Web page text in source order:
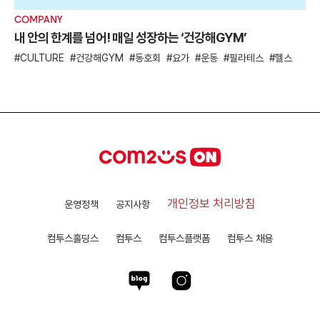
COMPANY
내 안의 한계를 넘어! 매일 성장하는 ‘건강해GYM’
CULTURE 건강해GYM 동호회 요가 운동 필라테스 헬스
운영정책 공지사항 개인정보 처리방침
컴투스홀딩스 컴투스 컴투스플랫폼 컴투스 채용